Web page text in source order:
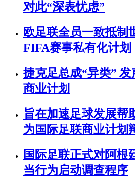
对此“深表忧虑”
欧足联全员一致抵制
FIFA赛事私有化计划
捷克足总成“异类”
商业计划
旨在加速足球发展帮
为国际足联商业计划
国际足联正式对阿根
当行为启动调查程序